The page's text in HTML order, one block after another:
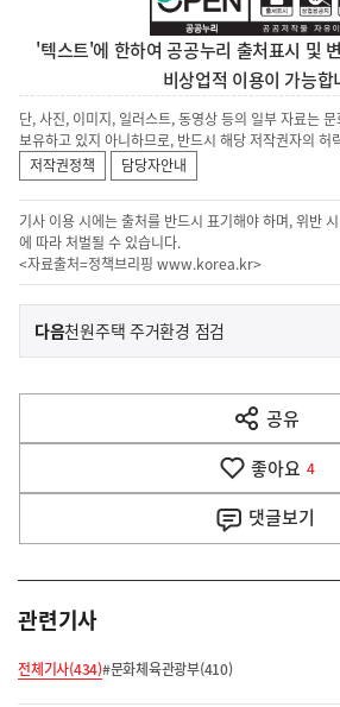
'텍스트'에 한하여 공공누리 출처표시 및
비상업적 이용이 가능합
단, 사진, 이미지, 일러스트, 동영상 등의 일부 자료는
보유하고 있지 아니하므로, 반드시 해당 저작권자의 허
저작권정책
담당자안내
기사 이용 시에는 출처를 반드시 표기해야 하며, 위반 시
에 따라 처벌될 수 있습니다.
<자료출처=정책브리핑 www.korea.kr>
이
전
다
음
다음기
사
천원주택 주거환경 점검
공유
열
기
좋아요 4
댓글보기
관련기사
전체기사(434)#문화체육관광부(410)